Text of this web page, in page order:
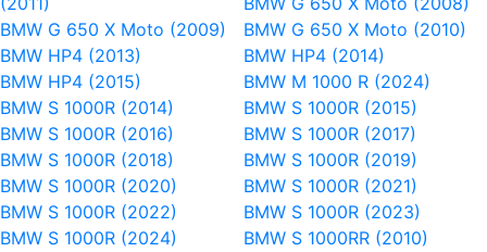
BMW G 650 X Moto (2009)
BMW G 650 X Moto (2010)
BMW HP4 (2013)
BMW HP4 (2014)
BMW HP4 (2015)
BMW M 1000 R (2024)
BMW S 1000R (2014)
BMW S 1000R (2015)
BMW S 1000R (2016)
BMW S 1000R (2017)
BMW S 1000R (2018)
BMW S 1000R (2019)
BMW S 1000R (2020)
BMW S 1000R (2021)
BMW S 1000R (2022)
BMW S 1000R (2023)
BMW S 1000R (2024)
BMW S 1000RR (2010)